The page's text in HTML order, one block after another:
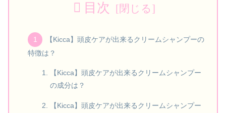
目次
【Kicca】頭皮ケアが出来るクリームシャンプーの
特徴は？
【Kicca】頭皮ケアが出来るクリームシャンプー
の成分は？
【Kicca】頭皮ケアが出来るクリームシャンプー